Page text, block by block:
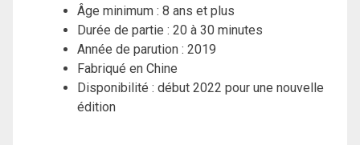
Âge minimum : 8 ans et plus
Durée de partie : 20 à 30 minutes
Année de parution : 2019
Fabriqué en Chine
Disponibilité : début 2022 pour une nouvelle
édition